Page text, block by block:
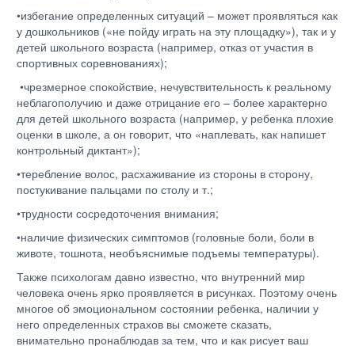
•избегание определенных ситуаций – может проявляться как
у дошкольников («не пойду играть на эту площадку»), так и у
детей школьного возраста (например, отказ от участия в
спортивных соревнованиях);
•чрезмерное спокойствие, нечувствительность к реальному
неблагополучию и даже отрицание его – более характерно
для детей школьного возраста (например, у ребенка плохие
оценки в школе, а он говорит, что «наплевать, как напишет
контрольный диктант»);
•теребление волос, расхаживание из стороны в сторону,
постукивание пальцами по столу и т.;
•трудности сосредоточения внимания;
•наличие физических симптомов (головные боли, боли в
животе, тошнота, необъяснимые подъемы температуры).
Также психологам давно известно, что внутренний мир
человека очень ярко проявляется в рисунках. Поэтому очень
многое об эмоциональном состоянии ребенка, наличии у
него определенных страхов вы сможете сказать,
внимательно пронаблюдав за тем, что и как рисует ваш